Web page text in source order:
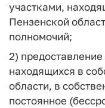
участками,
Пензенской
полномочий;
2)
находящихся в
области, в
постоянное